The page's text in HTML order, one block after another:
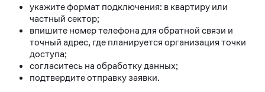
укажите формат подключения: в квартиру или
частный сектор;
впишите номер телефона для обратной связи и
точный адрес, где планируется организация точки
доступа;
согласитесь на обработку данных;
подтвердите отправку заявки.